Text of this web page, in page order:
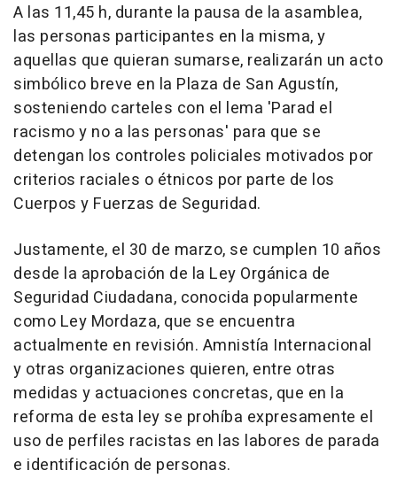
A las 11,45 h, durante la pausa de la asamblea,
las personas participantes en la misma, y
aquellas que quieran sumarse, realizarán un acto
simbólico breve en la Plaza de San Agustín,
sosteniendo carteles con el lema 'Parad el
racismo y no a las personas' para que se
detengan los controles policiales motivados por
criterios raciales o étnicos por parte de los
Cuerpos y Fuerzas de Seguridad.
Justamente, el 30 de marzo, se cumplen 10 años
desde la aprobación de la Ley Orgánica de
Seguridad Ciudadana, conocida popularmente
como Ley Mordaza, que se encuentra
actualmente en revisión. Amnistía Internacional
y otras organizaciones quieren, entre otras
medidas y actuaciones concretas, que en la
reforma de esta ley se prohíba expresamente el
uso de perfiles racistas en las labores de parada
e identificación de personas.